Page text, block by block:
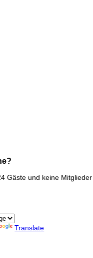
Gäste und keine Mitglieder
Translate